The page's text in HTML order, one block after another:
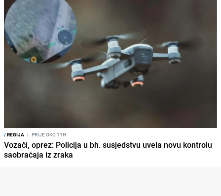
/REGIJA I PRIJE OKO 11H
Vozači, oprez: Policija u bh. susjedstvu uvela novu kontrolu
saobraćaja iz zraka